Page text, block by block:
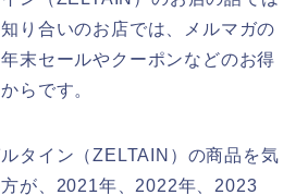
り合いのお店では、メルマガの
末セールやクーポンなどのお得
らです。
タイン（ZELTAIN）の商品を気
が、2021年、2022年、2023